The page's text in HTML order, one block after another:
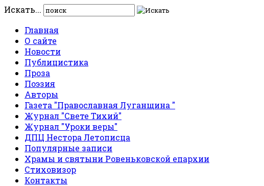
Искать...
Главная
О сайте
Новости
Публицистика
Проза
Поэзия
Авторы
Газета "Православная Луганщина "
Журнал "Свете Тихий"
Журнал "Уроки веры"
ДПЦ Нестора Летописца
Популярные записи
Храмы и святыни Ровеньковской епархии
Стиховизор
Контакты